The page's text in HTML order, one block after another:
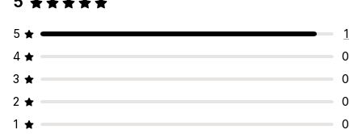
5
1
4
0
3
0
2
0
1
0